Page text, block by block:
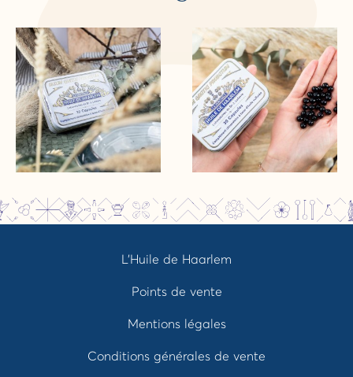
L’Huile de Haarlem
Mentions légales
Conditions générales de vente
Points de vente